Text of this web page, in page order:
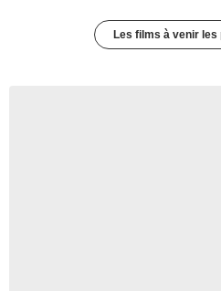
Les films à venir les